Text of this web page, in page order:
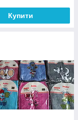
Купити